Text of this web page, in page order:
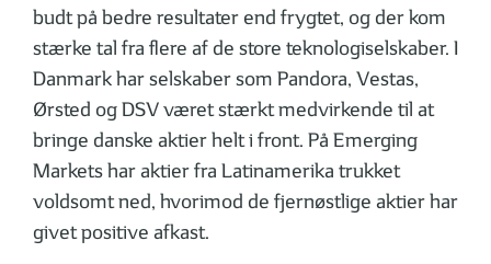
budt på bedre resultater end frygtet, og der kom
stærke tal fra flere af de store teknologiselskaber. I
Danmark har selskaber som Pandora, Vestas,
Ørsted og DSV været stærkt medvirkende til at
bringe danske aktier helt i front. På Emerging
Markets har aktier fra Latinamerika trukket
voldsomt ned, hvorimod de fjernøstlige aktier har
givet positive afkast.